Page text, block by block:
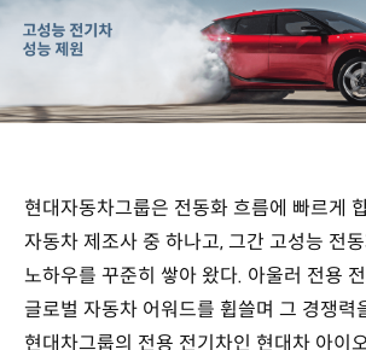
현대자동차그룹은 전동화 흐름에 빠르게
자동차 제조사 중 하나고, 그간 고성능 전
노하우를 꾸준히 쌓아 왔다. 아울러 전용
글로벌 자동차 어워드를 휩쓸며 그 경쟁력
현대차그룹의 전용 전기차인 현대차 아이